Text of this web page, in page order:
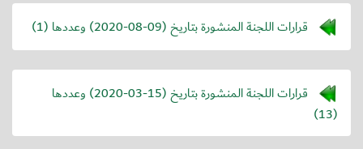
قرارات اللجنة المنشورة بتاريخ (2020-08-09) وعددها (1)
قرارات اللجنة المنشورة بتاريخ (2020-03-15) وعددها
(13)